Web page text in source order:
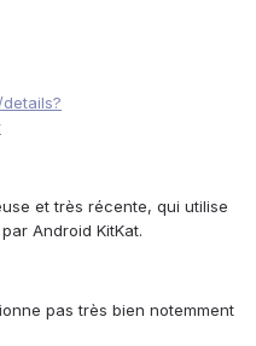
et très récente, qui utilise
Android KitKat.
pas très bien notemment